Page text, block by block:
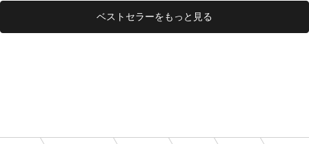
ベストセラーをもっと見る